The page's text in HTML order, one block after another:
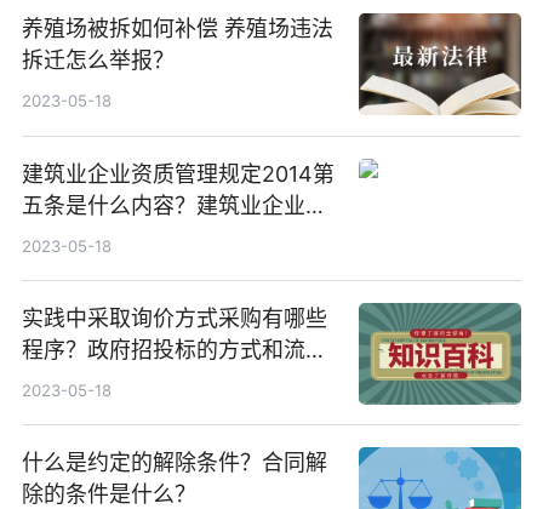
养殖场被拆如何补偿 养殖场违法
拆迁怎么举报？
2023-05-18
建筑业企业资质管理规定2014第
五条是什么内容？建筑业企业资
质分为哪三个序列？
2023-05-18
实践中采取询价方式采购有哪些
程序？政府招投标的方式和流程
有哪些？
2023-05-18
什么是约定的解除条件？合同解
除的条件是什么？